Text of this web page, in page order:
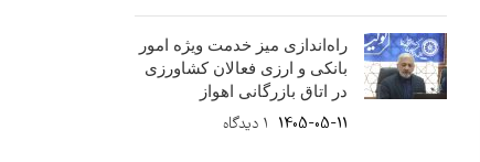
راه‌اندازی میز خدمت ویژه امور
بانکی و ارزی فعالان کشاورزی
در اتاق بازرگانی اهواز
1405-05-11 ۱ دیدگاه